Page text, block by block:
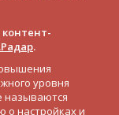
.
уровня
называются
настройках и